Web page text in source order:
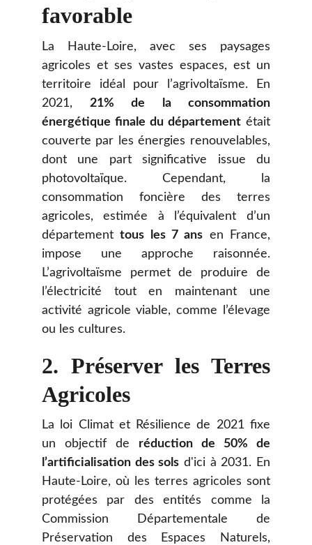
favorable
La Haute-Loire, avec ses paysages
agricoles et ses vastes espaces, est un
territoire idéal pour l’agrivoltaïsme. En
2021,21% de la consommation
énergétique finale du départementétait
couverte par les énergies renouvelables,
dont une part significative issue du
photovoltaïque. Cependant, la
consommation foncière des terres
agricoles, estimée à l’équivalent d’un
départementtous les 7 ans en France,
impose une approche raisonnée.
L’agrivoltaïsme permet de produire de
l’électricité tout en maintenant une
activité agricole viable, comme l’élevage
ou les cultures.
2. Préserver les Terres
Agricoles
La loi Climat et Résilience de 2021 fixe
un objectif de réduction de 50% de
l’artificialisation des sols d'ici à 2031. En
Haute-Loire, où les terres agricoles sont
protégées par des entités comme la
Commission Départementale de
Préservation des Espaces Naturels,